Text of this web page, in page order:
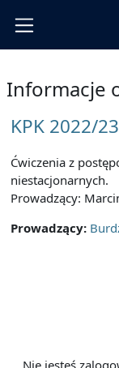
Informacje
KPK 2022/
Ćwiczenia z
niestacjonarnych.
Prowadzący:
Prowadzący:
Nie jesteś